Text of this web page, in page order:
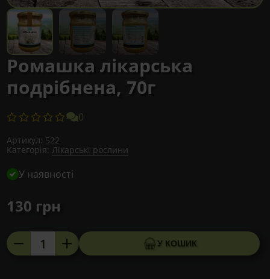
Ромашка лікарська
подрібнена, 70г
0
Артикул: 522
Категорія:Лікарські рослини
У наявності
130 грн
Ромашка
лікарська
У КОШИК